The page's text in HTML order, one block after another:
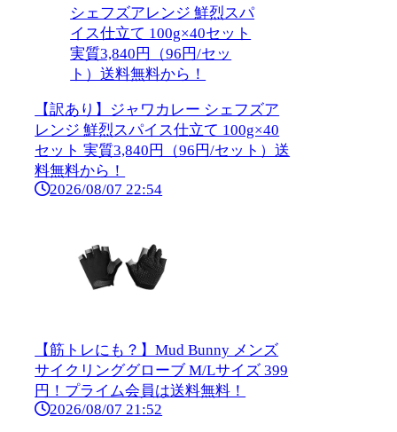
【訳あり】ジャワカレー シェフズア
レンジ 鮮烈スパイス仕立て 100g×40
セット 実質3,840円（96円/セット）送
料無料から！
2026/08/07 22:54
【筋トレにも？】Mud Bunny メンズ
サイクリンググローブ M/Lサイズ 399
円！プライム会員は送料無料！
2026/08/07 21:52